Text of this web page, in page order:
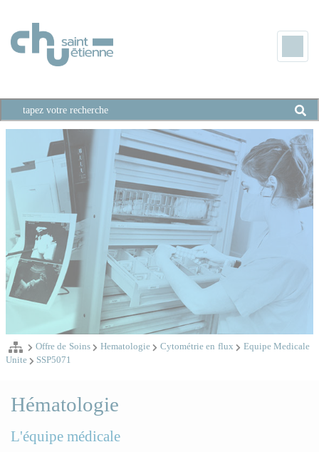
Offre de Soins Hematologie Cytométrie en flux
Equipe Medicale
Unite
SSP5071
Hématologie
L'équipe médicale